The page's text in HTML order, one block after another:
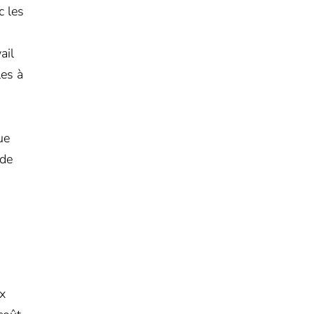
les
à